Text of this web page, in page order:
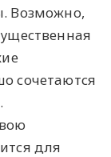
Возможно,
сочетаются
для